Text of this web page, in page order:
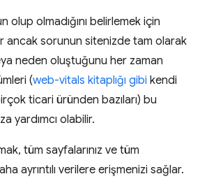
olup olmadığını belirlemek için
ancak sorunun sitenizde tam olarak
neden oluştuğunu her zaman
(web-vitals kitaplığı gibi kendi
ticari üründen bazıları) bu
yardımcı olabilir.
tüm sayfalarınız ve tüm
ayrıntılı verilere erişmenizi sağlar.